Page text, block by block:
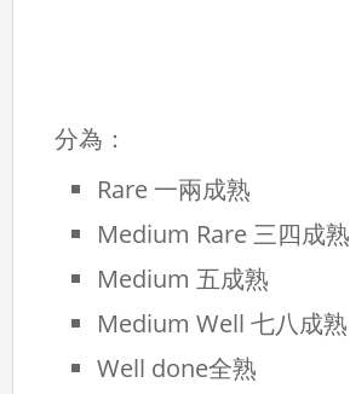
分為：
Rare 一兩成熟
Medium Rare 三四成熟
Medium 五成熟
Medium Well 七八成熟
Well done全熟